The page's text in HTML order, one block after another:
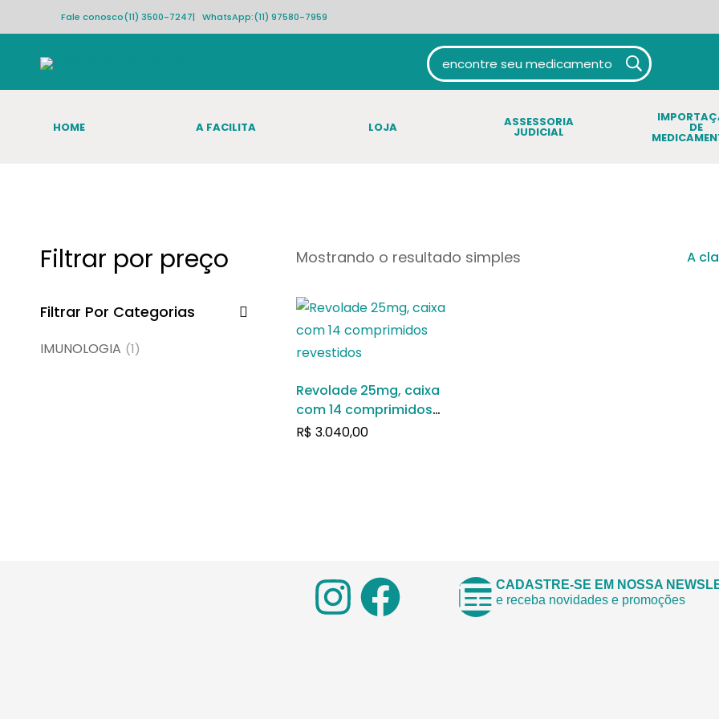
Fale conosco(11) 3500-7247| WhatsApp:(11) 97580-7959
HOME A FACILITA LOJA ASSESSORIA
JUDICIAL DE
Filtrar por preço
Filtrar Por Categorias
IMUNOLOGIA (1)
Mostrando o resultado simples A
Revolade 25mg, caixa
com 14 comprimidos
revestidos
R$ 3.040,00
CADASTRE-SE EM NOSSA
e receba novidades e promoções